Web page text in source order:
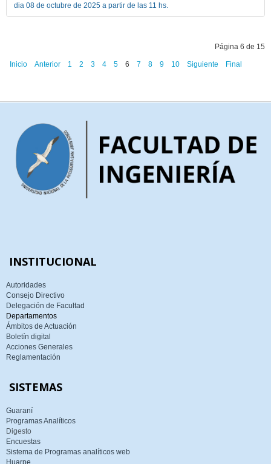
dia 08 de octubre de 2025 a partir de las 11 hs.
Página 6 de 15
Inicio Anterior 1 2 3 4 5 6 7 8 9 10 Siguiente Final
INSTITUCIONAL
Autoridades
Consejo Directivo
Delegación de Facultad
Departamentos
Ámbitos de Actuación
Boletín digital
Acciones Generales
Reglamentación
SISTEMAS
Guaraní
Programas Analíticos
Digesto
Encuestas
Sistema de Programas analíticos web